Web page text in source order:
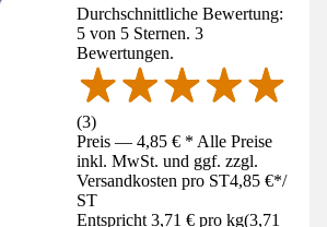
Durchschnittliche Bewertung:
5 von 5 Sternen. 3
Bewertungen.
(3)
Preis — 4,85 € * Alle Preise
inkl. MwSt. und ggf. zzgl.
Versandkosten pro ST4,85 €*/
ST
Entspricht 3,71 € pro kg(3,71